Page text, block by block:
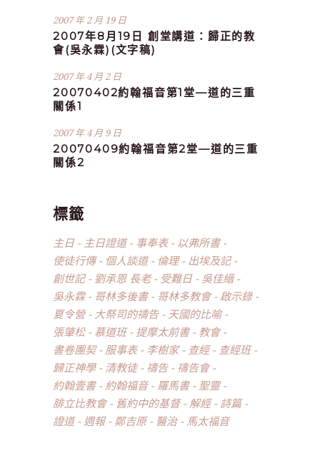
2007 年 2 月 19 日
2007年8月19日 創堂講道：歸正的教
會(吳永霖)(文字稿)
2007 年 4 月 2 日
20070402約翰福音第1堂—道的三重
關係1
2007 年 4 月 9 日
20070409約翰福音第2堂—道的三重
關係2
標籤
主日 主日證道 事奉表
以弗所書
使徒行傳
個人談道 倫理
出埃及記
創世記
劉承恩 長老 受難日
吳佳縉
吳永霖
哥林多後書 哥林多教會
啟示錄
夏令營
大祭司的禱告
天國的比喻
張肇松
慕道班 提摩太前書
教會
書卷團契
服事表 李樹家 查經
查經班
歸正神學
清教徒 禱告
禱告會
約翰壹書
約翰福音 羅馬書
聖靈
腓立比教會
舊約中的基督 解經
詩篇
證道
週報 鄭吉原 醫治 馬太福音